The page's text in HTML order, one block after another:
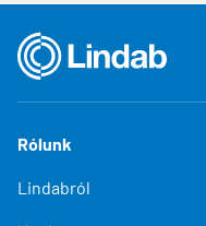
Rólunk
Lindabról